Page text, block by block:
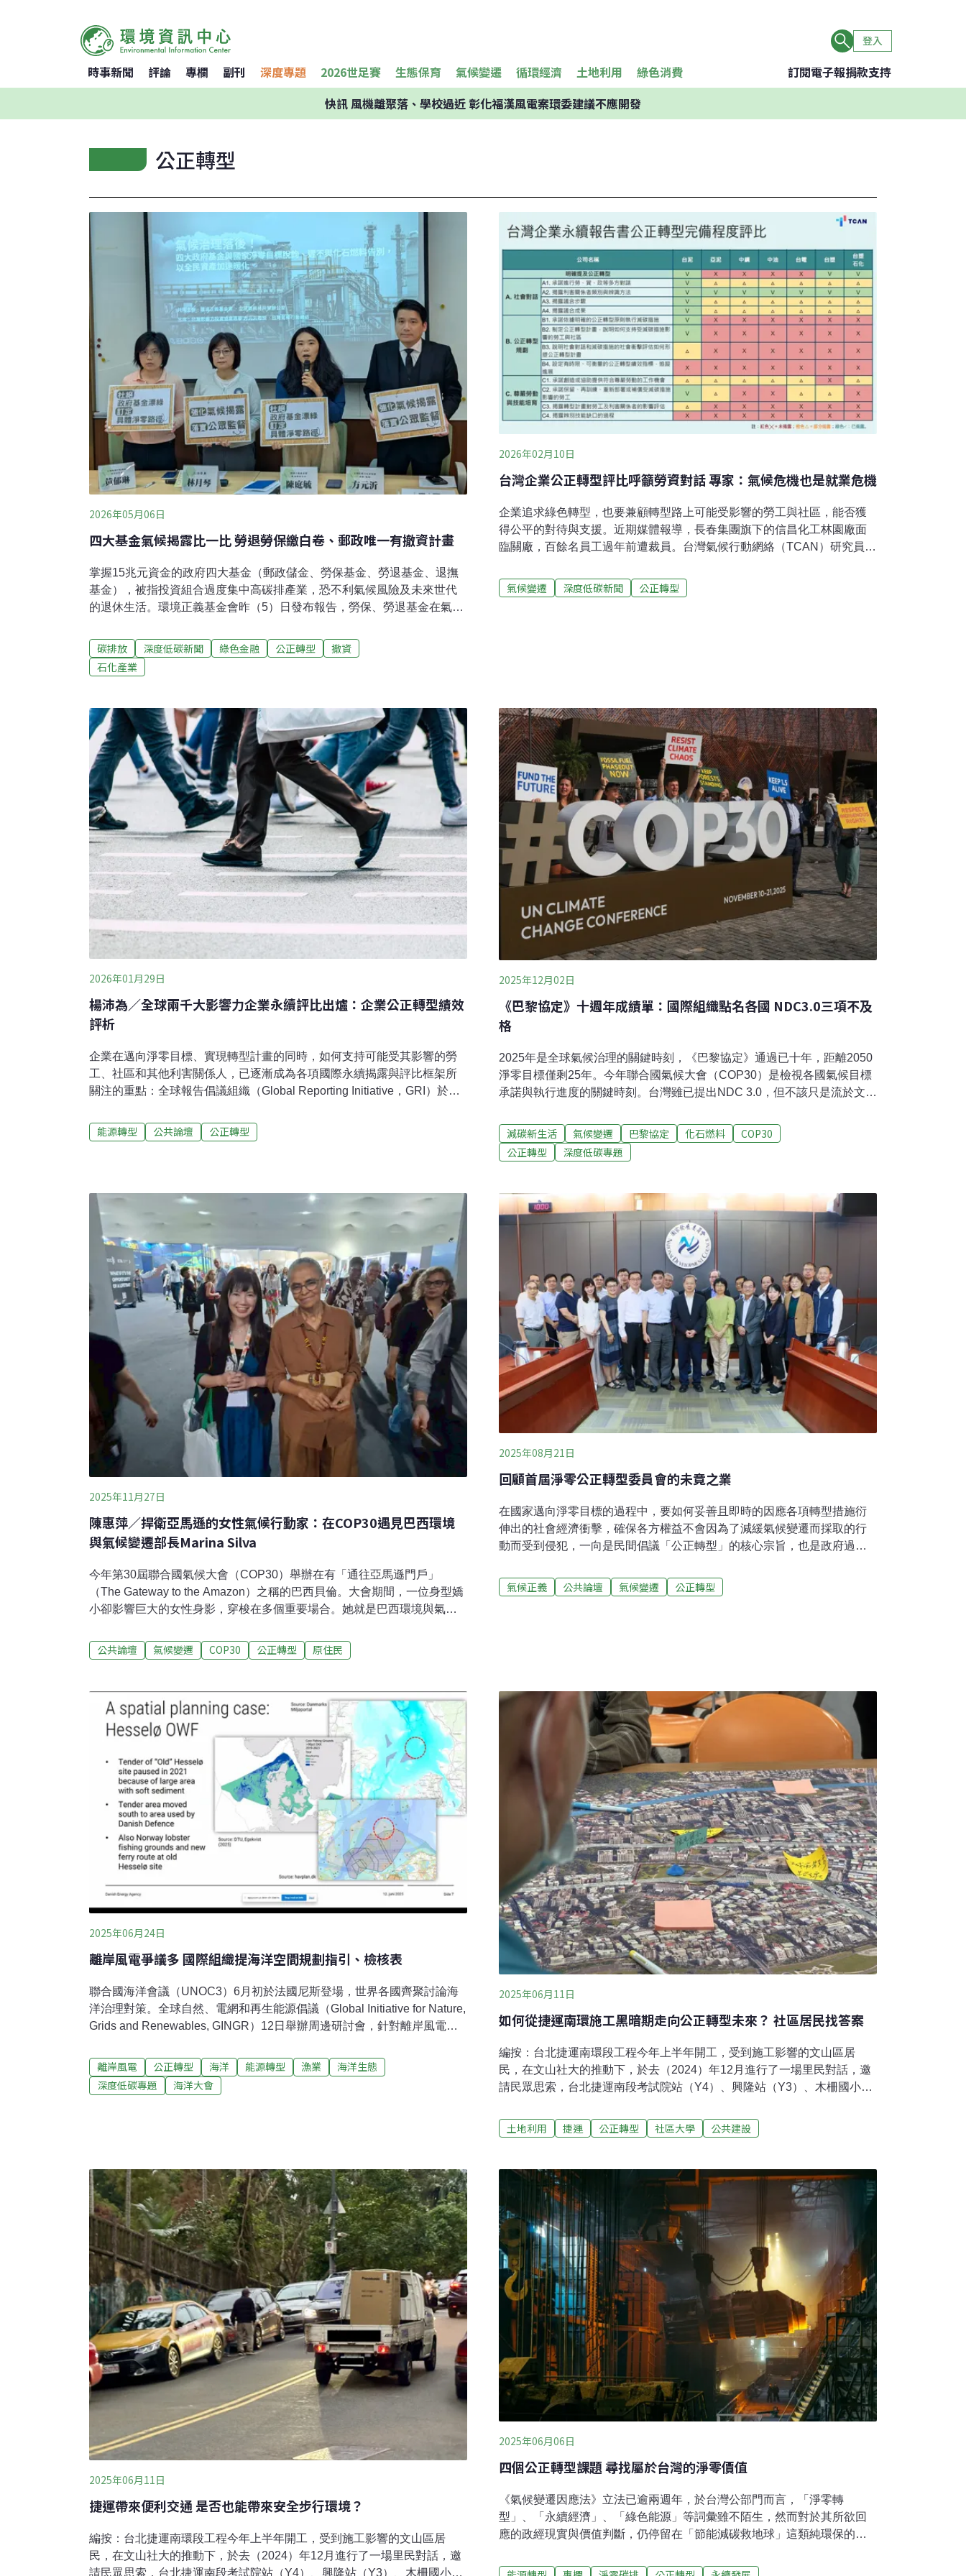
登入
時事新聞 評論 專欄 副刊 深度專題 2026世足賽 生態保育 氣候變遷 循環經濟 土地利用 綠色消費 訂閱電子報捐款支持
快訊風機離聚落、學校過近 彰化福漢風電案環委建議不應開發
公正轉型
2026年05月06日
四大基金氣候揭露比一比 勞退勞保繳白卷、郵政唯一有撤資計畫
掌握15兆元資金的政府四大基金（郵政儲金、勞保基金、勞退基金、退撫
基金），被指投資組合過度集中高碳排產業，恐不利氣候風險及未來世代
的退休生活。環境正義基金會昨（5）日發布報告，勞保、勞退基金在氣候
籲，四大基金應強化氣候揭露，氣候法也應明定政府基金在氣候議題上的
權責。四大基金氣候揭露不足 全民退休金深陷巨大風險每月從薪資提撥的
勞保、勞退費用，以及民眾存入郵局的資金，會由政府統籌管理、投資，
金）規模共約15兆元，環境正義基金會（EJF）昨日偕同民進黨立委林月
琴、台灣影響力投資協會、台灣氣候行動網絡研究中心（TCAN）召開記者
會，發布《台灣政府基金的氣候相關財務揭露分析報告》，點出四大基金
的氣候揭露、投資轉型計畫都有不足，「恐讓全民退休金深陷巨大的氣候
財務風險」。
碳排放 深度低碳新聞 綠色金融 公正轉型
撤資
石化產業
2026年02月10日
台灣企業公正轉型評比呼籲勞資對話 專家：氣候危機也是就業危機
企業追求綠色轉型，也要兼顧轉型路上可能受影響的勞工與社區，能否獲
得公平的對待與支援。近期媒體報導，長春集團旗下的信昌化工林園廠面
臨關廠，百餘名員工過年前遭裁員。台灣氣候行動網絡（TCAN）研究員楊
念即是為了在衝擊發生之前就能夠預判，並且提前做好相關的準備。專家
指出，氣候危機即就業危機。TCAN於4日公布台灣企業公正轉型報告，盤
報告書有公正
氣候變遷 深度低碳新聞 公正轉型
2026年01月29日
楊沛為／全球兩千大影響力企業永續評比出爐：企業公正轉型績效
評析
企業在邁向淨零目標、實現轉型計畫的同時，如何支持可能受其影響的勞
工、社區和其他利害關係人，已逐漸成為各項國際永續揭露與評比框架所
關注的重點：全球報告倡議組織（Global Reporting Initiative，GRI）於
指標，要求企業揭露包括其中包括因轉型計畫或調適措施而新增、解僱、
重新部署的員工人數及性別與僱員類別比例等公正轉型資訊。而國際永續
人權、勞動標準、促進社會公平（或減輕負面社會衝擊）等政策的脈絡下
制定其轉型計畫，與今年起分階段開始適用金管會採用IFRS永續揭露準則
的台灣企業密切相關。
能源轉型 公共論壇 公正轉型
2025年12月02日
《巴黎協定》十週年成績單：國際組織點名各國 NDC3.0三項不及
格
2025年是全球氣候治理的關鍵時刻，《巴黎協定》通過已十年，距離2050
淨零目標僅剩25年。今年聯合國氣候大會（COP30）是檢視各國氣候目標
承諾與執行進度的關鍵時刻。台灣雖已提出NDC 3.0，但不該只是流於文本
會。依據《巴黎協定》規定，各締約方每五年需提交新一版的國家自定貢
獻（Nationally Determined Contribution, NDC），以展現實現升溫控制在
1.5°C內的承諾。今年2月正是NDC3.0的提交期限，儘管2023年的首次全
路徑上。因此，本次NDC 3.0的關鍵不僅在檢視首次全球盤點的成果，更需
具體展現各國氣候行動進展及企圖心。11月底，COP30甫於巴西貝倫落
幕，大會於會前要求尚未提交新版NDC的締約方，須於會前完成遞
減碳新生活 氣候變遷 巴黎協定 化石燃料
COP30
公正轉型
深度低碳專題
2025年11月27日
陳惠萍／捍衛亞馬遜的女性氣候行動家：在COP30遇見巴西環境
與氣候變遷部長Marina Silva
今年第30屆聯合國氣候大會（COP30）舉辦在有「通往亞馬遜門戶」
（The Gateway to the Amazon）之稱的巴西貝倫。大會期間，一位身型嬌
小卻影響巨大的女性身影，穿梭在多個重要場合。她就是巴西環境與氣候
遇，本文希望帶領大家一同認識這位從守護亞馬遜雨林出發的部長，以及
她如何在COP30的全球氣候行動中展現其影響力。來自亞馬遜的女性環境
政治領袖，在巴西總統魯拉（Lula）第一任政府時期（2003～2008年）即
被任命為環境部長，2004年主導制定「亞馬遜流域防止和控制森林砍伐行
動計畫」（PPCDAm），成功減少亞馬遜雨林的砍伐破壞。此外，2008年
時她更進一步促成亞馬遜基金（Amazon Fund） ，建立全球最大的熱帶森
林國際合作金
公共論壇 氣候變遷 COP30 公正轉型 原住民
2025年08月21日
回顧首屆淨零公正轉型委員會的未竟之業
在國家邁向淨零目標的過程中，要如何妥善且即時的因應各項轉型措施衍
伸出的社會經濟衝擊，確保各方權益不會因為了減緩氣候變遷而採取的行
動而受到侵犯，一向是民間倡議「公正轉型」的核心宗旨，也是政府過去
政策架構的原因。國發會於2023年成立公正轉型委員會，由各淨零關鍵戰
略相關主責部會副首長與民間代表共同組成，作為公私協力推動公正轉型
聲明的形式說明該兩筆預算的凍結與刪減將嚴重壓縮公眾諮商的進程及預
期效益，呼籲不宜刪減。這
氣候正義 公共論壇 氣候變遷 公正轉型
2025年06月24日
離岸風電爭議多 國際組織提海洋空間規劃指引、檢核表
聯合國海洋會議（UNOC3）6月初於法國尼斯登場，世界各國齊聚討論海
洋治理對策。全球自然、電網和再生能源倡議（Global Initiative for Nature,
Grids and Renewables, GINGR）12日舉辦周邊研討會，針對離岸風電與
提指引報告、檢核表各國積極推動再生能源，但離岸風電與海域空間使用
的衝突案例時有所聞，聯合國教科文組織政府間海洋學委員會
（UNESCO-IOC） 和歐盟執委會於2017年推動「海洋空間規劃（Marine
離岸風電 公正轉型 海洋 能源轉型 漁業
海洋生態
深度低碳專題
海洋大會
2025年06月11日
如何從捷運南環施工黑暗期走向公正轉型未來？ 社區居民找答案
編按：台北捷運南環段工程今年上半年開工，受到施工影響的文山區居
民，在文山社大的推動下，於去（2024）年12月進行了一場里民對話，邀
請民眾思索，台北捷運南段考試院站（Y4）、興隆站（Y3）、木柵國小站
月底的冬夜，一片黑暗中，木柵國中媒體室的燈光格外引人注目。這裡聚
集了一群對未來憂心忡忡的在地居民，他們不是為了跨年狂歡，而是共同
期 文山社大整合居民意見促公正轉型歷經六次流標的台北捷運南環段工
程，去（2024）年10月完成招標。這條新興的捷運線，起點為文湖線動物
園站，穿越景美溪後進入新店，並與環狀線大坪林站銜接。12月30日，文
山社大舉辦淨零公正轉型成果發表會，邀請公正轉型委員會委員、台北市
相關局處、政大創新民主中心、文山區里長、NGO代表、當地居民，共商
捷運興建
土地利用 捷運 公正轉型 社區大學 公共建設
2025年06月11日
捷運帶來便利交通 是否也能帶來安全步行環境？
編按：台北捷運南環段工程今年上半年開工，受到施工影響的文山區居
民，在文山社大的推動下，於去（2024）年12月進行了一場里民對話，邀
請民眾思索，台北捷運南段考試院站（Y4）、興隆站（Y3）、木柵國小站
2025年06月06日
四個公正轉型課題 尋找屬於台灣的淨零價值
《氣候變遷因應法》立法已逾兩週年，於台灣公部門而言，「淨零轉
型」、「永續經濟」、「綠色能源」等詞彙雖不陌生，然而對於其所欲回
應的政經現實與價值判斷，仍停留在「節能減碳救地球」這類純環保的想
「一組」系統性的概念，不僅涉及泱泱大國們的國際政經賽局（瞧瞧川